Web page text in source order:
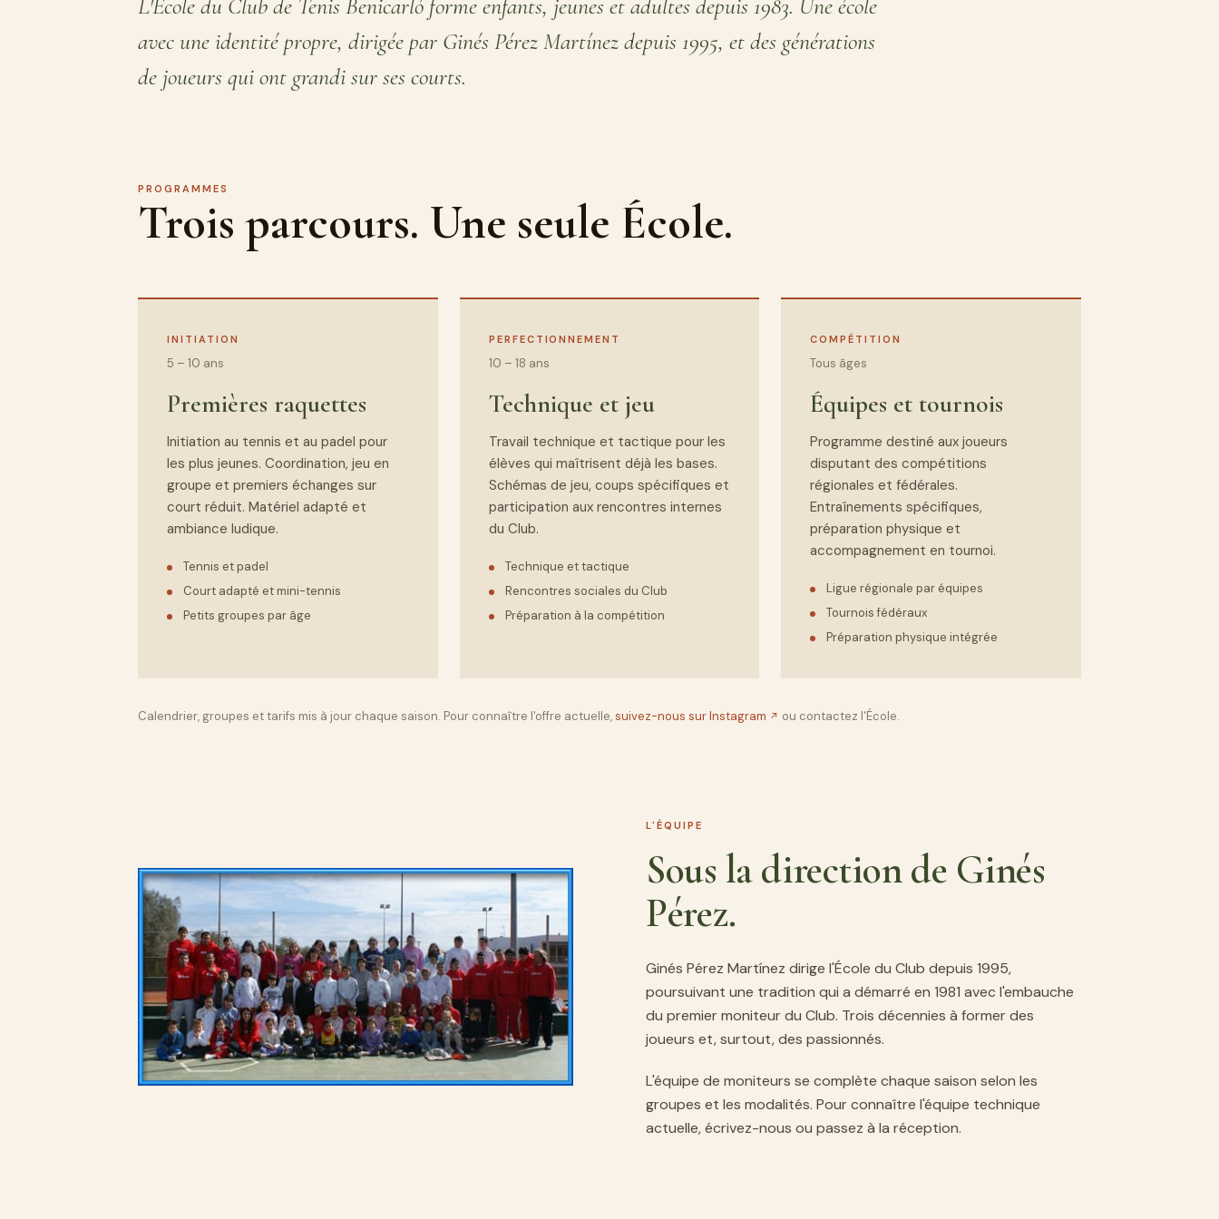
L'École du Club de Tenis Benicarló forme enfants, jeunes et adultes depuis 1983. Une école
avec une identité propre, dirigée par Ginés Pérez Martínez depuis 1995, et des générations
de joueurs qui ont grandi sur ses courts.
PROGRAMMES
Trois parcours. Une seule École.
INITIATION
5 – 10 ans
Premières raquettes
Initiation au tennis et au padel pour
les plus jeunes. Coordination, jeu en
groupe et premiers échanges sur
court réduit. Matériel adapté et
ambiance ludique.
Tennis et padel
Court adapté et mini-tennis
Petits groupes par âge
PERFECTIONNEMENT
10 – 18 ans
Technique et jeu
Travail technique et tactique pour les
élèves qui maîtrisent déjà les bases.
Schémas de jeu, coups spécifiques et
participation aux rencontres internes
du Club.
Technique et tactique
Rencontres sociales du Club
Préparation à la compétition
COMPÉTITION
Tous âges
Équipes et tournois
Programme destiné aux joueurs
disputant des compétitions
régionales et fédérales.
Entraînements spécifiques,
préparation physique et
accompagnement en tournoi.
Ligue régionale par équipes
Tournois fédéraux
Préparation physique intégrée
Calendrier, groupes et tarifs mis à jour chaque saison. Pour connaître l'offre actuelle,suivez-nous sur Instagram ou contactez l'École.
L'ÉQUIPE
Sous la direction de Ginés
Pérez.
Ginés Pérez Martínez dirige l'École du Club depuis 1995,
poursuivant une tradition qui a démarré en 1981 avec l'embauche
du premier moniteur du Club. Trois décennies à former des
joueurs et, surtout, des passionnés.
L'équipe de moniteurs se complète chaque saison selon les
groupes et les modalités. Pour connaître l'équipe technique
actuelle, écrivez-nous ou passez à la réception.